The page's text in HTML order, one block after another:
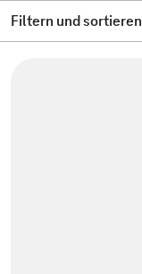
Filtern und sortieren